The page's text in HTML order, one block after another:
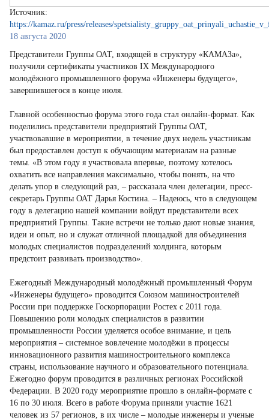
Источник:
https://kamaz.ru/press/releases/
18 августа 2020
Представители Группы ОАТ, входящей в структуру «КАМАЗа»,
получили сертификаты участников IX Международного
молодёжного промышленного форума «Инженеры будущего»,
завершившегося в конце июля.
Главной особенностью форума этого года стал онлайн-формат. Как
поделились представители предприятий Группы ОАТ,
участвовавшие в мероприятии, в течение двух недель участникам
был предоставлен доступ к обучающим материалам на разные
темы. «В этом году я участвовала впервые, поэтому хотелось
охватить все направления максимально, чтобы понять, на что
делать упор в следующий раз, – рассказала член делегации, пресс-
секретарь Группы ОАТ Дарья Костина. – Надеюсь, что в следующем
году в делегацию нашей компании войдут представители всех
предприятий Группы. Такие встречи не только дают новые знания,
идеи и опыт, но и служат отличной площадкой для объединения
молодых специалистов подразделений холдинга, которым
предстоит развивать производство».
Ежегодный Международный молодёжный промышленный Форум
«Инженеры будущего» проводится Союзом машиностроителей
России при поддержке Госкорпорации Ростех с 2011 года.
Повышению роли молодых специалистов в развитии
промышленности России уделяется особое внимание, и цель
мероприятия – системное вовлечение молодёжи в процессы
инновационного развития машиностроительного комплекса
страны, использование научного и образовательного потенциала.
Ежегодно форум проводится в различных регионах Российской
Федерации. В 2020 году мероприятие прошло в онлайн-формате с
16 по 30 июля. Всего в работе Форума приняли участие 1621
человек из 57 регионов, в их числе – молодые инженеры и ученые